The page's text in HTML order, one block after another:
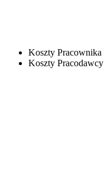
Koszty Pracownika
Koszty Pracodawcy